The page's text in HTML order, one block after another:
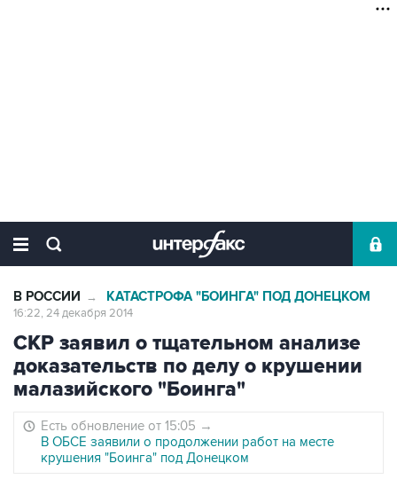
В РОССИИ → КАТАСТРОФА "БОИНГА" ПОД ДОНЕЦКОМ
16:22, 24 декабря 2014
СКР заявил о тщательном анализе
доказательств по делу о крушении
малазийского "Боинга"
Есть обновление от 15:05 →
В ОБСЕ заявили о продолжении работ на месте
крушения "Боинга" под Донецком